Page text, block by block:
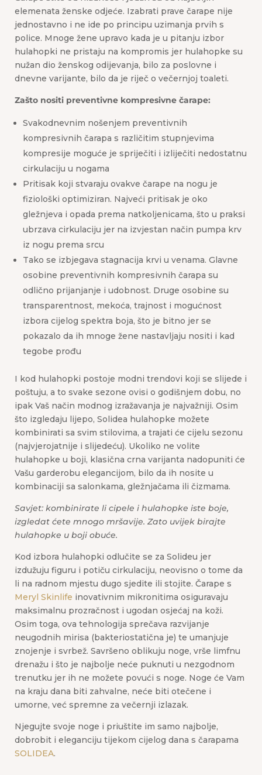
elemenata ženske odjeće. Izabrati prave čarape nije
jednostavno i ne ide po principu uzimanja prvih s
police. Mnoge žene upravo kada je u pitanju izbor
hulahopki ne pristaju na kompromis jer hulahopke su
nužan dio ženskog odijevanja, bilo za poslovne i
dnevne varijante, bilo da je riječ o večernjoj toaleti.
Zašto nositi preventivne kompresivne čarape:
Svakodnevnim nošenjem preventivnih
kompresivnih čarapa s različitim stupnjevima
kompresije moguće je spriječiti i izliječiti nedostatnu
cirkulaciju u nogama
Pritisak koji stvaraju ovakve čarape na nogu je
fiziološki optimiziran. Najveći pritisak je oko
gležnjeva i opada prema natkoljenicama, što u praksi
ubrzava cirkulaciju jer na izvjestan način pumpa krv
iz nogu prema srcu
Tako se izbjegava stagnacija krvi u venama. Glavne
osobine preventivnih kompresivnih čarapa su
odlično prijanjanje i udobnost. Druge osobine su
transparentnost, mekoća, trajnost i mogućnost
izbora cijelog spektra boja, što je bitno jer se
pokazalo da ih mnoge žene nastavljaju nositi i kad
tegobe prođu
I kod hulahopki postoje modni trendovi koji se slijede i
poštuju, a to svake sezone ovisi o godišnjem dobu, no
ipak Vaš način modnog izražavanja je najvažniji. Osim
što izgledaju lijepo, Solidea hulahopke možete
kombinirati sa svim stilovima, a trajati će cijelu sezonu
(najvjerojatnije i slijedeću). Ukoliko ne volite
hulahopke u boji, klasična crna varijanta nadopuniti će
Vašu garderobu elegancijom, bilo da ih nosite u
kombinaciji sa salonkama, gležnjačama ili čizmama.
Savjet: kombinirate li cipele i hulahopke iste boje,
izgledat ćete mnogo mršavije. Zato uvijek birajte
hulahopke u boji obuće.
Kod izbora hulahopki odlučite se za Solideu jer
izdužuju figuru i potiču cirkulaciju, neovisno o tome da
li na radnom mjestu dugo sjedite ili stojite. Čarape s
Meryl Skinlife inovativnim mikronitima osiguravaju
maksimalnu prozračnost i ugodan osjećaj na koži.
Osim toga, ova tehnologija sprečava razvijanje
neugodnih mirisa (bakteriostatična je) te umanjuje
znojenje i svrbež. Savršeno oblikuju noge, vrše limfnu
drenažu i što je najbolje neće puknuti u nezgodnom
trenutku jer ih ne možete povući s noge. Noge će Vam
na kraju dana biti zahvalne, neće biti otečene i
umorne, već spremne za večernji izlazak.
Njegujte svoje noge i priuštite im samo najbolje,
dobrobit i eleganciju tijekom cijelog dana s čarapama
SOLIDEA.